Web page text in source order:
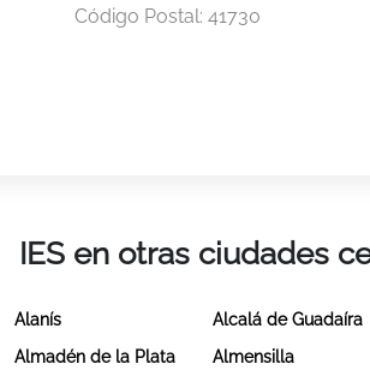
Código Postal:41730
IES en otras ciudades
Alanís Alcalá de Guadaíra
Almadén de la Plata Almensilla